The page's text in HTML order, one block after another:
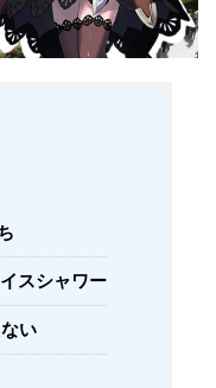
スシャワー
い